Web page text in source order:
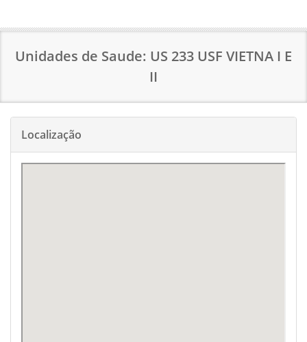
Unidades de Saude: US 233 USF VIETNA I E
II
Localização